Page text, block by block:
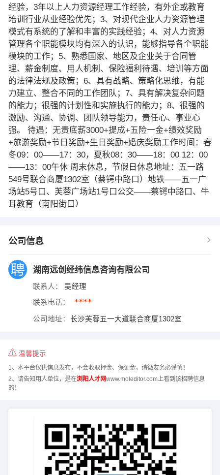
经验，3年以上人力资源经理工作经验，有外企或教育
培训行业从业经验优先；3、对现代企业人力资源管理
模式有系统的了解和丰富的实践经验；4、对人力资源
管理各个职能模块均有深入的认识，能够指导各个职能
模块的工作；5、熟悉国家、地区及企业关于合同管
理、薪金制度、用人机制、保险福利待遇、培训等方面
的法律法规及政策；6、具有战略、策略化思维，有能
力建立、整合不同的工作团队；7、具有解决复杂问题
的能力；很强的计划性和实施执行的能力；8、很强的
激励、沟通、协调、团队领导能力，责任心、事业心
强。 待遇：无责底薪3000+提成+五险一金+绩效奖励
+旅游奖励+节日奖励+生日奖励+婚庆奖励工作时间：春
冬09：00——17：30，夏秋08：30——18：00 12：00
——13：00午休 周末休息，节假日休息地址：五一路
549号联合商厦1302室（蔡锷中路口）地铁——五一广
场站5号口、芙蓉广场站1号口公交——蔡锷中路口、牛
耳教育（南阳街口）
公司信息
湖南远创经纬信息咨询有限公司
联系人： 吴经理
联系电话： ****
公司地址： 长沙芙蓉五一大道联合商厦1302室
温馨提示
1、本平台仅供信息发布，不会收取押金、保证金，请微友务必谨慎！
2、请告知用人单位，是在浏阳人才网www.moleditor.com上看到该招聘信息
的！